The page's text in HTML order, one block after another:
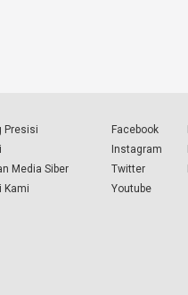
Presisi
Media Siber
Kami
Facebook
Instagram
Twitter
Youtube